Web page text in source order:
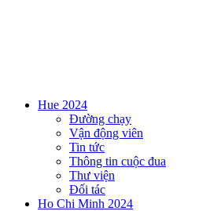
Hue 2024
Đường chạy
Vận động viên
Tin tức
Thông tin cuộc đua
Thư viện
Đối tác
Ho Chi Minh 2024